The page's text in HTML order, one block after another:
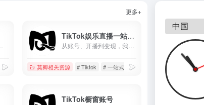
更多+
# 美区
TikTok娱乐直播一站式解决
莫卿相关资源 # Tiktok # 一站式解决 # 娱乐直播
TikTok橱窗账号